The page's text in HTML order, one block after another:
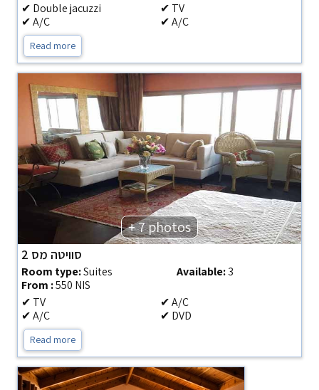
✔ Double jacuzzi
✔ TV
✔ A/C
✔ A/C
Read more
+ 7 photos
סוויטה מס 2
Room type:Suites Available:3
From :550 NIS
✔ TV
✔ A/C
✔ A/C
✔ DVD
Read more